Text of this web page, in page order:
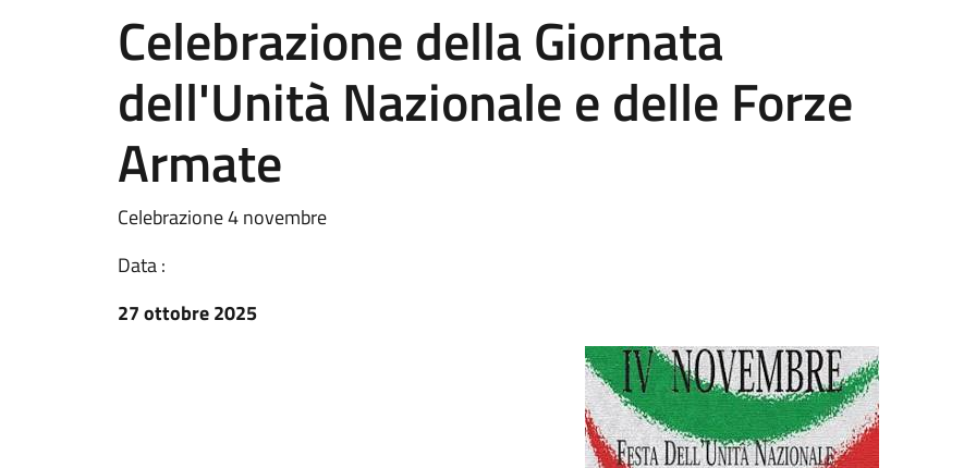
Celebrazione della Giornata
dell'Unità Nazionale e delle Forze
Armate
Celebrazione 4 novembre
Data :
27 ottobre 2025